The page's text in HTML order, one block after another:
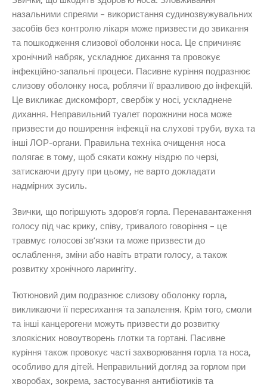
назальними спреями – використання судинозвужувальних
засобів без контролю лікаря може призвести до звикання
та пошкодження слизової оболонки носа. Це спричиняє
хронічний набряк, ускладнює дихання та провокує
інфекційно-запальні процеси. Пасивне куріння подразнює
слизову оболонку носа, роблячи її вразливою до інфекцій.
Це викликає дискомфорт, свербіж у носі, ускладнене
дихання. Неправильний туалет порожнини носа може
призвести до поширення інфекції на слухові труби, вуха та
інші ЛОР-органи. Правильна техніка очищення носа
полягає в тому, щоб сякати кожну ніздрю по черзі,
затискаючи другу при цьому, не варто докладати
надмірних зусиль.
Звички, що погіршують здоров’я горла. Перенавантаження
голосу під час крику, співу, тривалого говоріння – це
травмує голосові зв’язки та може призвести до
ослаблення, зміни або навіть втрати голосу, а також
розвитку хронічного ларингіту.
Тютюновий дим подразнює слизову оболонку горла,
викликаючи її пересихання та запалення. Крім того, смоли
та інші канцерогени можуть призвести до розвитку
злоякісних новоутворень глотки та гортані. Пасивне
куріння також провокує часті захворювання горла та носа,
особливо для дітей. Неправильний догляд за горлом при
хворобах, зокрема, застосування антибіотиків та